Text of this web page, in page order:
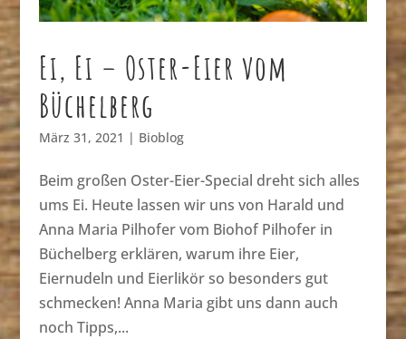
Ei, Ei – Oster-Eier vom
Büchelberg
März 31, 2021 | Bioblog
Beim großen Oster-Eier-Special dreht sich alles
ums Ei. Heute lassen wir uns von Harald und
Anna Maria Pilhofer vom Biohof Pilhofer in
Büchelberg erklären, warum ihre Eier,
Eiernudeln und Eierlikör so besonders gut
schmecken! Anna Maria gibt uns dann auch
noch Tipps,...